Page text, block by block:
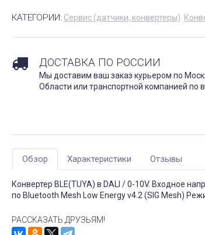
КАТЕГОРИИ: Сервис (датчики, конвертеры)
ДОСТАВКА ПО РОССИИ
Мы доставим ваш заказ курьером по
Области или транспортной компанией по
Обзор Характеристики Отзывы
Конвертер BLE(TUYA) в DALI / 0-10V. Входное
по Bluetooth Mesh Low Energy v4.2 (SIG Mesh)
РАССКАЗАТЬ ДРУЗЬЯМ!